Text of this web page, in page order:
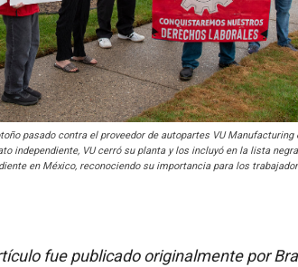
pasado contra el proveedor de autopartes VU Manufacturing
independiente, VU cerró su planta y los incluyó en la lista
en México, reconociendo su importancia para los
fue publicado originalmente por